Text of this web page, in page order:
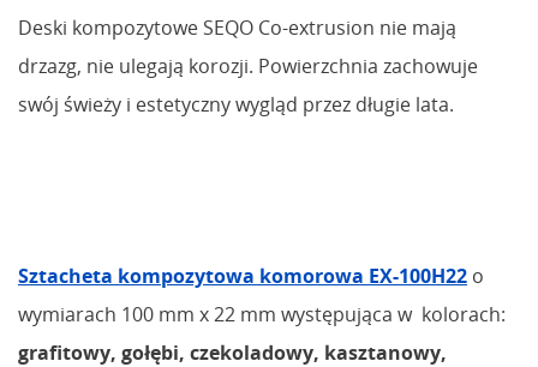
Deski kompozytowe SEQO Co-extrusion nie mają
drzazg, nie ulegają korozji. Powierzchnia zachowuje
swój świeży i estetyczny wygląd przez długie lata.
Sztacheta kompozytowa komorowa EX-100H22 o
wymiarach 100 mm x 22 mm występująca w kolorach:
grafitowy, gołębi, czekoladowy, kasztanowy,